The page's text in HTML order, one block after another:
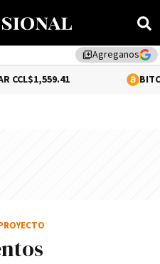
library_addAgreganos
0.12%